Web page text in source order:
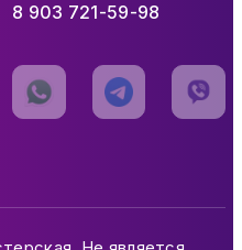
8 903 721-59-98